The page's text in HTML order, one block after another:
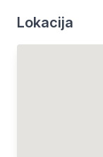
Lokacija